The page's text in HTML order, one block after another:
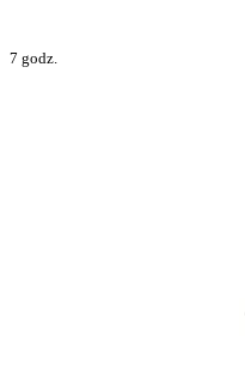
7 godz.